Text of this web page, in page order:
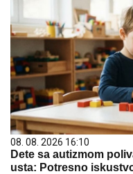
08. 08. 2026 16:10
Dete sa autizmom
usta: Potresno